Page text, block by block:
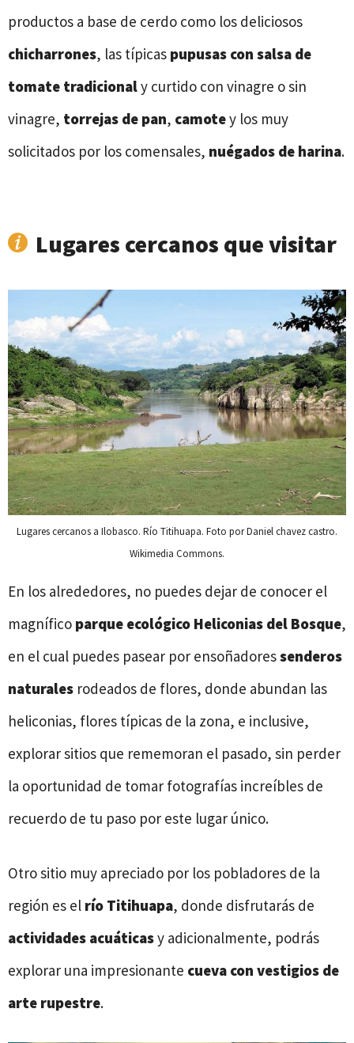
productos a base de cerdo como los deliciosos
chicharrones, las típicas pupusas con salsa de
tomate tradicionaly curtido con vinagre o sin
vinagre, torrejas de pan, camotey los muy
solicitados por los comensales, nuégados de harina.
Lugares cercanos que visitar
Lugares cercanos a Ilobasco. Río Titihuapa. Foto por Daniel chavez castro.
Wikimedia Commons.
En los alrededores, no puedes dejar de conocer el
magnífico parque ecológico Heliconias del Bosque,
en el cual puedes pasear por ensoñadoressenderos
naturales rodeados de flores, donde abundan las
heliconias, flores típicas de la zona, e inclusive,
explorar sitios que rememoran el pasado, sin perder
la oportunidad de tomar fotografías increíbles de
recuerdo de tu paso por este lugar único.
Otro sitio muy apreciado por los pobladores de la
región es el río Titihuapa, donde disfrutarás de
actividades acuáticasy adicionalmente, podrás
explorar una impresionante cueva con vestigios de
arte rupestre.